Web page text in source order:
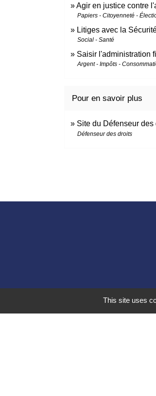
Agir en justice contre
Papiers - Citoyenneté -
Litiges avec la
Social - Santé
Saisir l'administration
Argent - Impôts -
Pour en savoir plus
Site du Défenseur des
Défenseur des droits
This site uses